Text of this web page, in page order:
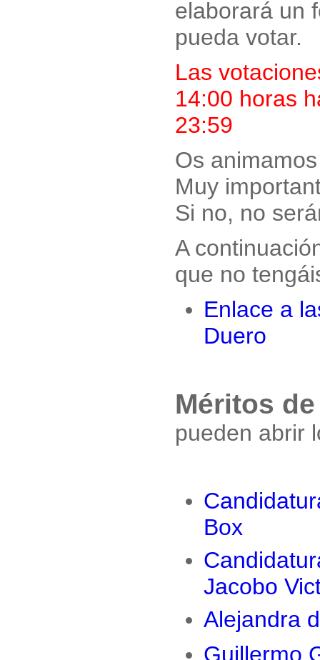
elaborará un
pueda votar.
Las
14:00 horas
23:59
Os
Muy
Si no, no
A
que no
Enlace a
Duero
Méritos
pueden abrir
Box
Jacobo
Alejandra
Guillermo